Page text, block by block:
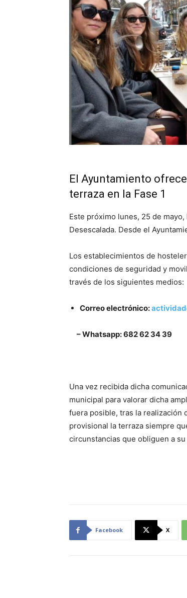
El Ayuntamiento
terraza en la Fase 1
Este próximo lunes, 25 de
Desescalada. Desde el
Los establecimientos de
condiciones de seguridad y
través de los siguientes medios:
Correo electrónico:
– Whatsapp: 682 62 34 39
Una vez recibida dicha
municipal para valorar dicha
fuera posible, tras la realización
provisional la terraza siempre
circunstancias que obliguen a
Facebook X